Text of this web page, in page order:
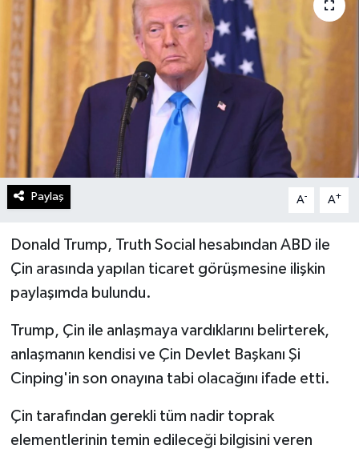
Paylaş A- A+
Donald Trump, Truth Social hesabından ABD ile
Çin arasında yapılan ticaret görüşmesine ilişkin
paylaşımda bulundu.
Trump, Çin ile anlaşmaya vardıklarını belirterek,
anlaşmanın kendisi ve Çin Devlet Başkanı Şi
Cinping'in son onayına tabi olacağını ifade etti.
Çin tarafından gerekli tüm nadir toprak
elementlerinin temin edileceği bilgisini veren
Lider Haber TV Canlı Yayın izle